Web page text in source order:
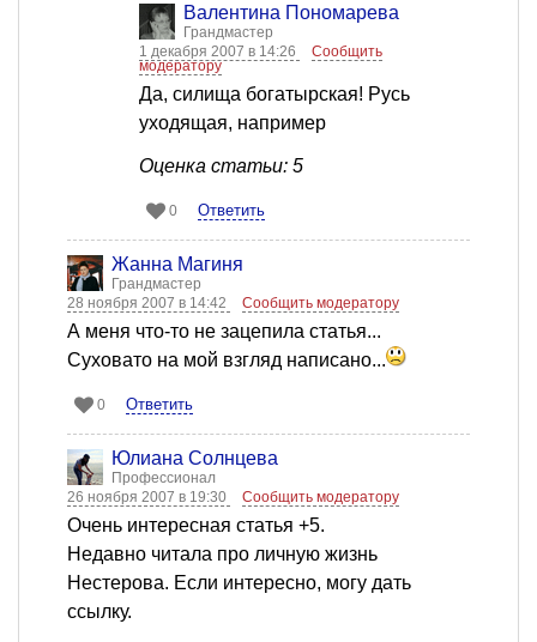
Валентина Пономарева
Грандмастер
1 декабря 2007 в 14:26
Сообщить
модератору
Да, силища богатырская! Русь
уходящая, например
Оценка статьи: 5
0 Ответить
Жанна Магиня
Грандмастер
28 ноября 2007 в 14:42
Сообщить модератору
А меня что-то не зацепила статья...
Суховато на мой взгляд написано...
0 Ответить
Юлиана Солнцева
Профессионал
26 ноября 2007 в 19:30
Сообщить модератору
Очень интересная статья +5.
Недавно читала про личную жизнь
Нестерова. Если интересно, могу дать
ссылку.